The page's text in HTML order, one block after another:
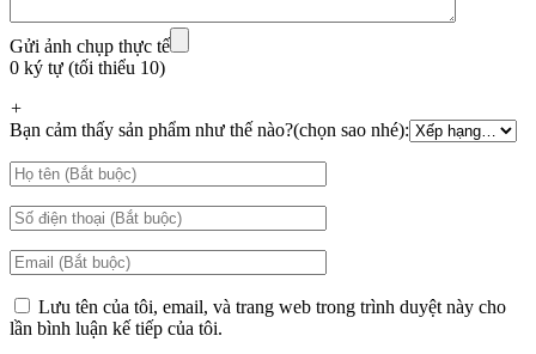
Gửi ảnh chụp thực tế
0 ký tự (tối thiểu 10)
+
Bạn cảm thấy sản phẩm như thế nào?(chọn sao nhé):
Lưu tên của tôi, email, và trang web trong trình duyệt này cho
lần bình luận kế tiếp của tôi.